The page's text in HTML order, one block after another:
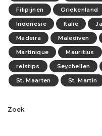
Filipijnen
Griekenland
Indonesië
Italië
Madeira
Malediven
Martinique
Mauritius
reistips
Seychellen
St. Maarten
St. Martin
Zoek